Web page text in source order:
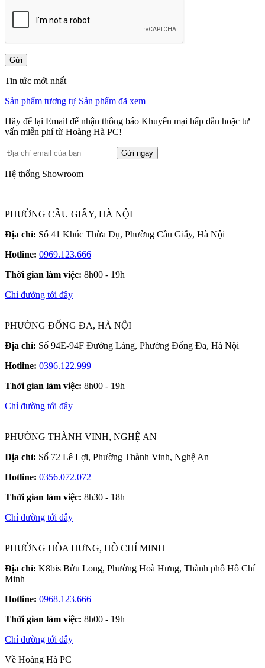
Gửi
Tin tức mới nhất
Sản phẩm tương tự Sản phẩm đã xem
Hãy để lại Email để nhận thông báo Khuyến mại hấp dẫn hoặc tư
vấn miễn phí từ Hoàng Hà PC!
Gửi ngay
Hệ thống Showroom
PHƯỜNG CẦU GIẤY, HÀ NỘI
Địa chỉ: Số 41 Khúc Thừa Dụ, Phường Cầu Giấy, Hà Nội
Hotline: 0969.123.666
Thời gian làm việc: 8h00 - 19h
Chỉ đường tới đây
PHƯỜNG ĐỐNG ĐA, HÀ NỘI
Địa chỉ: Số 94E-94F Đường Láng, Phường Đống Đa, Hà Nội
Hotline: 0396.122.999
Thời gian làm việc: 8h00 - 19h
Chỉ đường tới đây
PHƯỜNG THÀNH VINH, NGHỆ AN
Địa chỉ: Số 72 Lê Lợi, Phường Thành Vinh, Nghệ An
Hotline: 0356.072.072
Thời gian làm việc: 8h30 - 18h
Chỉ đường tới đây
PHƯỜNG HÒA HƯNG, HỒ CHÍ MINH
Địa chỉ: K8bis Bửu Long, Phường Hoà Hưng, Thành phố Hồ Chí
Minh
Hotline: 0968.123.666
Thời gian làm việc: 8h00 - 19h
Chỉ đường tới đây
Về Hoàng Hà PC